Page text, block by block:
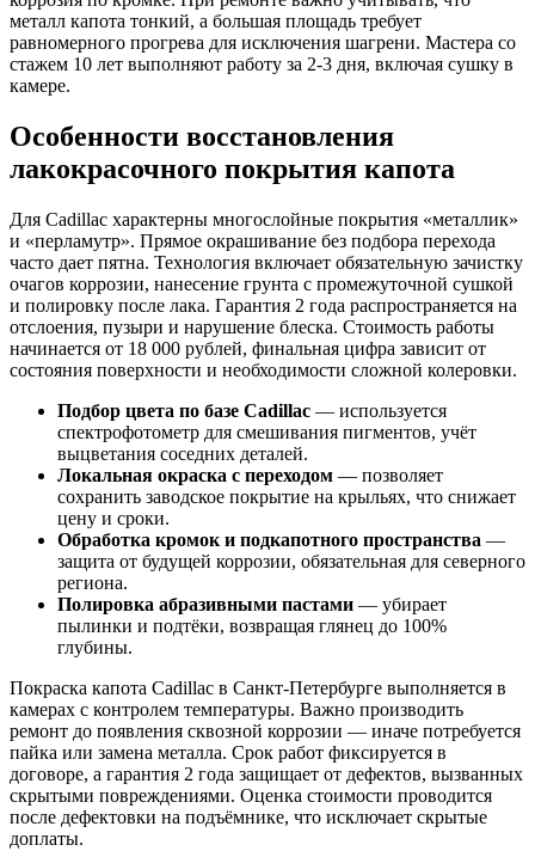
металл капота тонкий, а большая площадь требует
равномерного прогрева для исключения шагрени. Мастера со
стажем 10 лет выполняют работу за 2-3 дня, включая сушку в
камере.
Особенности восстановления
лакокрасочного покрытия капота
Для Cadillac характерны многослойные покрытия «металлик»
и «перламутр». Прямое окрашивание без подбора перехода
часто дает пятна. Технология включает обязательную зачистку
очагов коррозии, нанесение грунта с промежуточной сушкой
и полировку после лака. Гарантия 2 года распространяется на
отслоения, пузыри и нарушение блеска. Стоимость работы
начинается от 18 000 рублей, финальная цифра зависит от
состояния поверхности и необходимости сложной колеровки.
Подбор цвета по базе Cadillac — используется
спектрофотометр для смешивания пигментов, учёт
выцветания соседних деталей.
Локальная окраска с переходом — позволяет
сохранить заводское покрытие на крыльях, что снижает
цену и сроки.
Обработка кромок и подкапотного пространства —
защита от будущей коррозии, обязательная для северного
региона.
Полировка абразивными пастами — убирает
пылинки и подтёки, возвращая глянец до 100%
глубины.
Покраска капота Cadillac в Санкт-Петербурге выполняется в
камерах с контролем температуры. Важно производить
ремонт до появления сквозной коррозии — иначе потребуется
пайка или замена металла. Срок работ фиксируется в
договоре, а гарантия 2 года защищает от дефектов, вызванных
скрытыми повреждениями. Оценка стоимости проводится
после дефектовки на подъёмнике, что исключает скрытые
доплаты.